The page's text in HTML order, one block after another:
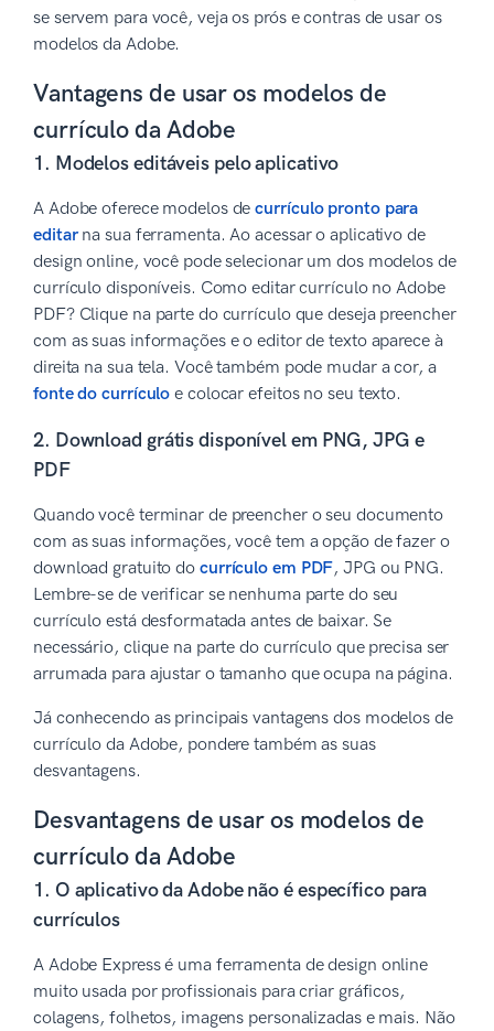
se servem para você, veja os prós e contras de usar os
modelos da Adobe.
Vantagens de usar os modelos de
currículo da Adobe
1. Modelos editáveis pelo aplicativo
A Adobe oferece modelos decurrículo pronto para
editarna sua ferramenta. Ao acessar o aplicativo de
design online, você pode selecionar um dos modelos de
currículo disponíveis. Como editar currículo no Adobe
PDF? Clique na parte do currículo que deseja preencher
com as suas informações e o editor de texto aparece à
direita na sua tela. Você também pode mudar a cor, a
fonte do currículo e colocar efeitos no seu texto.
2. Download grátis disponível em PNG, JPG e
PDF
Quando você terminar de preencher o seu documento
com as suas informações, você tem a opção de fazer o
download gratuito do currículo em PDF, JPG ou PNG.
Lembre-se de verificar se nenhuma parte do seu
currículo está desformatada antes de baixar. Se
necessário, clique na parte do currículo que precisa ser
arrumada para ajustar o tamanho que ocupa na página.
Já conhecendo as principais vantagens dos modelos de
currículo da Adobe, pondere também as suas
desvantagens.
Desvantagens de usar os modelos de
currículo da Adobe
1. O aplicativo da Adobe não é específico para
currículos
A Adobe Express é uma ferramenta de design online
muito usada por profissionais para criar gráficos,
colagens, folhetos, imagens personalizadas e mais. Não